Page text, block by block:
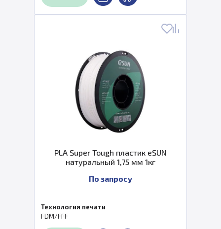
PLA Super Tough пластик eSUN
натуральный 1,75 мм 1кг
По запросу
Технология печати
FDM/FFF